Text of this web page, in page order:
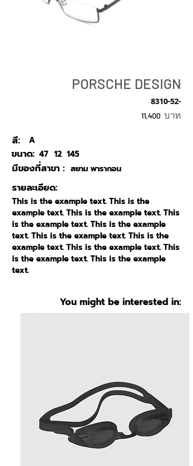
PORSCHE DESIGN
8310-52-
11,400 บาท
สี:
A
47
ขนาด: 12 145
สยาม พารากอน
มีของที่สาขา :
รายละเอียด:
This is the example text. This is the
example text. This is the example text. This
is the example text. This is the example
text. This is the example text. This is the
example text. This is the example text. This
is the example text. This is the example
text.
You might be interested in: